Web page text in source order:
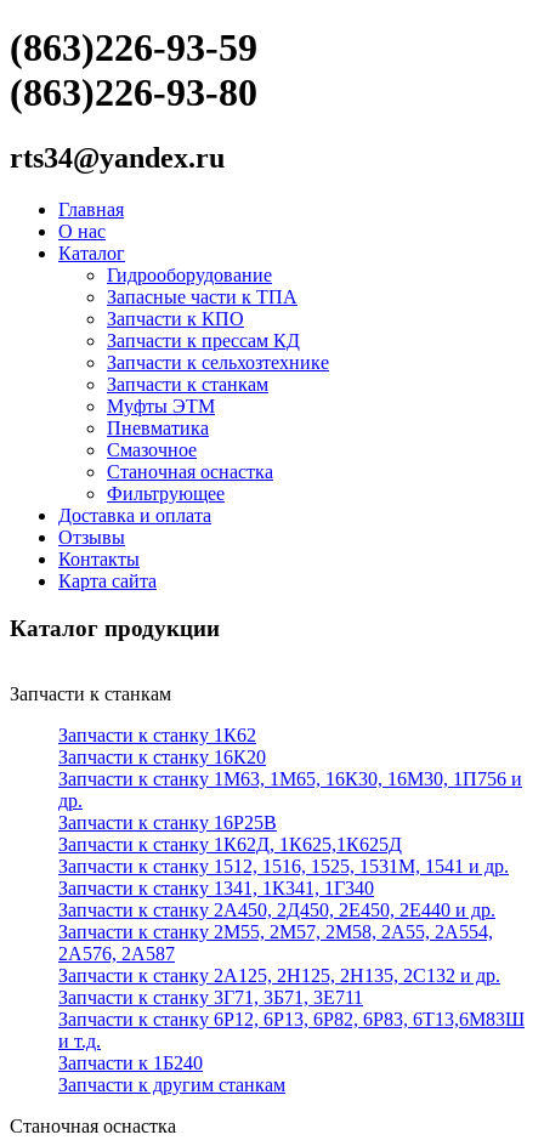
(863)226-93-59
(863)226-93-80
rts34@yandex.ru
Главная
О нас
Каталог
Гидрооборудование
Запасные части к ТПА
Запчасти к КПО
Запчасти к прессам КД
Запчасти к сельхозтехнике
Запчасти к станкам
Муфты ЭТМ
Пневматика
Смазочное
Станочная оснастка
Фильтрующее
Доставка и оплата
Отзывы
Контакты
Карта сайта
Каталог продукции
Запчасти к станкам
Запчасти к станку 1К62
Запчасти к станку 16К20
Запчасти к станку 1М63, 1М65, 16К30, 16М30, 1П756 и
др.
Запчасти к станку 16Р25В
Запчасти к станку 1К62Д, 1К625,1К625Д
Запчасти к станку 1512, 1516, 1525, 1531М, 1541 и др.
Запчасти к станку 1341, 1К341, 1Г340
Запчасти к станку 2А450, 2Д450, 2Е450, 2Е440 и др.
Запчасти к станку 2М55, 2М57, 2М58, 2А55, 2А554,
2А576, 2А587
Запчасти к станку 2А125, 2Н125, 2Н135, 2С132 и др.
Запчасти к станку 3Г71, 3Б71, 3Е711
Запчасти к станку 6Р12, 6Р13, 6Р82, 6Р83, 6Т13,6М83Ш
и т.д.
Запчасти к 1Б240
Запчасти к другим станкам
Станочная оснастка